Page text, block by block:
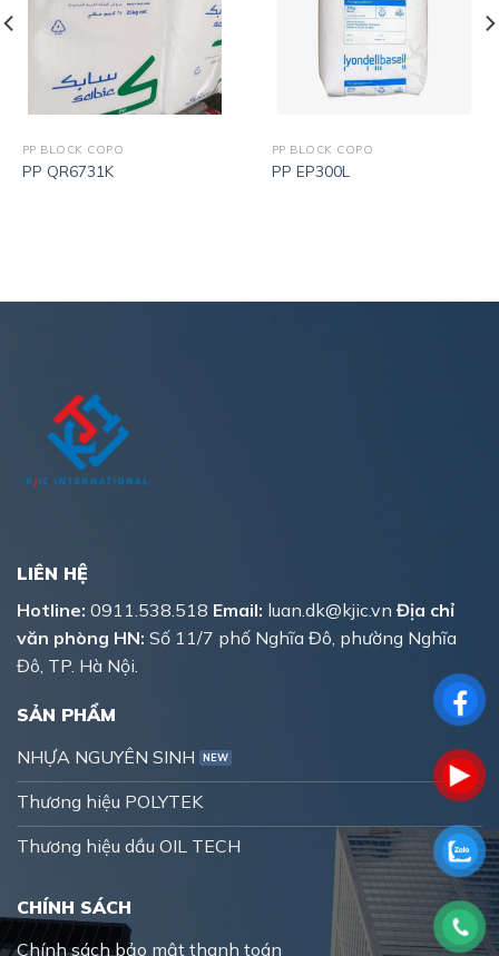
PP BLOCK COPO
PP QR6731K
PP BLOCK COPO
PP EP300L
LIÊN HỆ
Hotline: 0911.538.518 Email: luan.dk@kjic.vn Địa chỉ
văn phòng HN: Số 11/7 phố Nghĩa Đô, phường Nghĩa
Đô, TP. Hà Nội.
SẢN PHẨM
NHỰA NGUYÊN SINH
Thương hiệu POLYTEK
Thương hiệu dầu OIL TECH
CHÍNH SÁCH
Chính sách bảo mật thanh toán